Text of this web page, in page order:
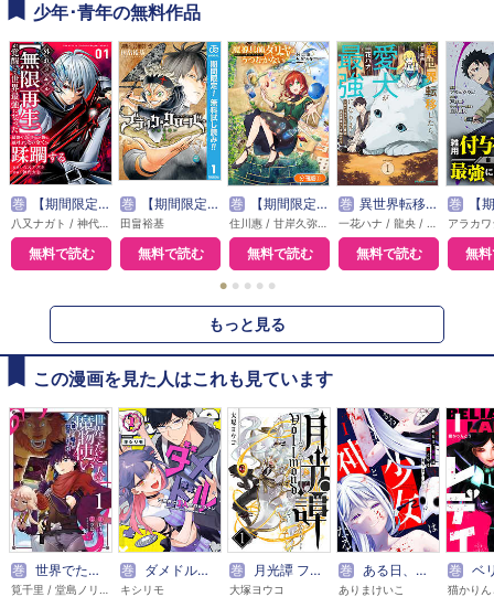
少年･青年の無料作品
巻 【期間限定無料】外れスキル【無限再生】が覚醒して世界最強になった ～最強の力を手にした俺は、敵対するその全てを蹂躙する～
無料で読む
巻 【期間限定 無料お試し版】ブラッククローバー
田畠裕基
無料で読む
巻 【期間限定無料】魔導具師ダリヤはうつむかない ～Dahliya Wilts No More～【分冊版】
無料で読む
巻 異世界転移したら愛犬が最強になりました ～シルバーフェンリルと俺が異世界暮らしを始めたら～ THE COMIC
無料で読む
巻 【期間限定無料】
無
● ● ● ● ●
もっと見る
この漫画を見た人はこれも見ています
巻 世界でただ一人の魔物使い ～転職したら魔王に間違われました～ 巻 ダメドルと世界に1人だけのファン
キシリモ
巻 月光譚 フォルモーント
大塚ヨウコ
巻 ある日、少女は神となる
ありまけいこ
巻 ベリ
猫かりん